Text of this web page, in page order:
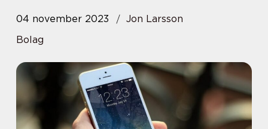
04 november 2023
Jon Larsson
Bolag